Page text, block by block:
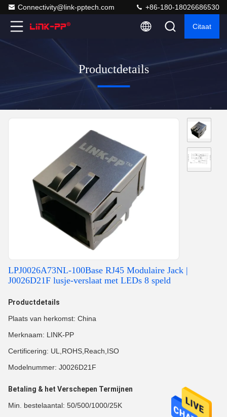
Connectivity@link-pptech.com +86-180-18026686530
Citaat
Productdetails
LPJ0026A73NL-100Base RJ45 Modulaire Jack |
J0026D21F lusje-verslaat met LEDs 8 speld
Productdetails
Plaats van herkomst: China
Merknaam: LINK-PP
Certificering: UL,ROHS,Reach,ISO
Modelnummer: J0026D21F
Betaling & het Verschepen Termijnen
Min. bestelaantal: 50/500/1000/25K